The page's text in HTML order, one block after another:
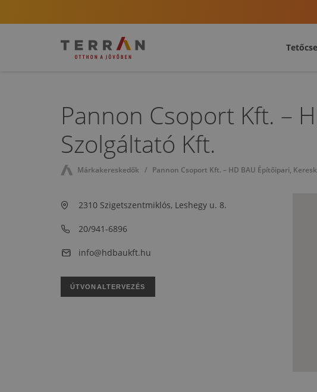
Pannon Csoport Kft. –
Szolgáltató Kft.
Márkakereskedők Pannon Csoport Kft. – HD BAU Építőipari,
2310 Szigetszentmiklós, Leshegy u. 8.
20/941-6896
info@hdbaukft.hu
ÚTVONALTERVEZÉS